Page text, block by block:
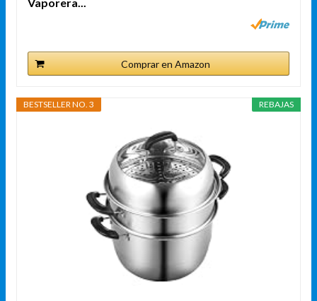
Vaporera...
Comprar en Amazon
REBAJAS
BESTSELLER NO. 3